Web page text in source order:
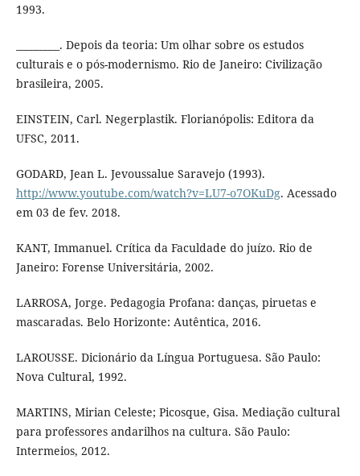
1993.
_________. Depois da teoria: Um olhar sobre os estudos
culturais e o pós-modernismo. Rio de Janeiro: Civilização
brasileira, 2005.
EINSTEIN, Carl. Negerplastik. Florianópolis: Editora da
UFSC, 2011.
GODARD, Jean L. Jevoussalue Saravejo (1993).
http://www.youtube.com/watch?v=LU7-o7OKuDg. Acessado
em 03 de fev. 2018.
KANT, Immanuel. Crítica da Faculdade do juízo. Rio de
Janeiro: Forense Universitária, 2002.
LARROSA, Jorge. Pedagogia Profana: danças, piruetas e
mascaradas. Belo Horizonte: Autêntica, 2016.
LAROUSSE. Dicionário da Língua Portuguesa. São Paulo:
Nova Cultural, 1992.
MARTINS, Mirian Celeste; Picosque, Gisa. Mediação cultural
para professores andarilhos na cultura. São Paulo:
Intermeios, 2012.